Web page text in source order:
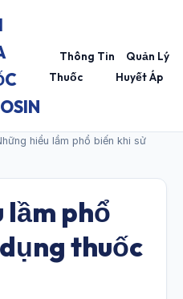
Thông Tin
Thuốc
Quản Lý
Huyết Áp
hiểu lầm phổ biến khi sử
lầm phổ
thuốc